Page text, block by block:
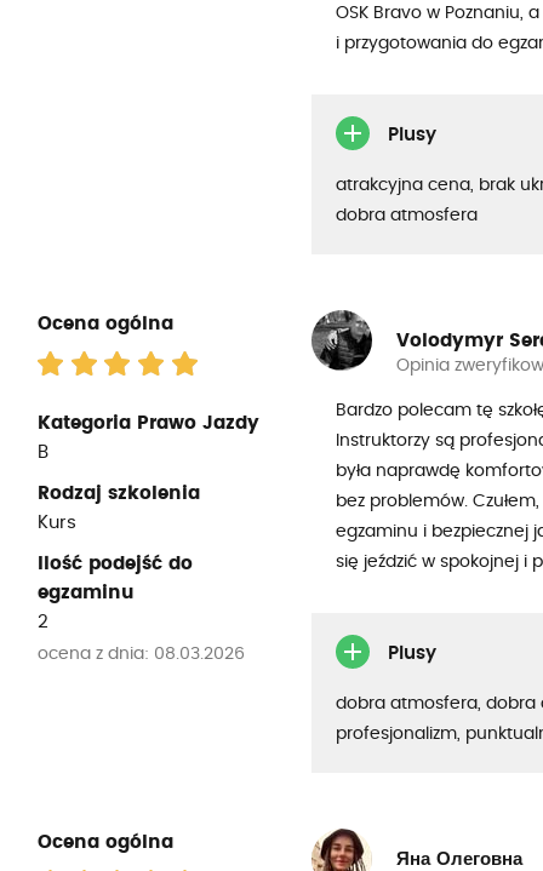
OSK Bravo w Poznaniu,
i przygotowania do
Plusy
atrakcyjna cena, brak
dobra atmosfera
Ocena ogólna
Kategoria Prawo Jazdy
B
Rodzaj szkolenia
Kurs
Ilość podejść do
egzaminu
2
ocena z dnia: 08.03.2026
Volodymyr
Opinia
Bardzo polecam tę
Instruktorzy są
była naprawdę
bez problemów.
egzaminu i bezpiecznej
się jeździć w spokojnej i
Plusy
dobra atmosfera, dobra
profesjonalizm,
Ocena ogólna
Яна Олеговна